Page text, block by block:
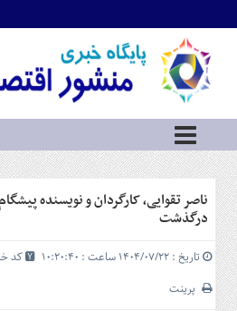
اطلاعات
تماس
ما
درباره
ما
سرویس
ها
خانه
سرمایه
و
بورس
ناصر تقوایی، کارگردان و نویسنده
درگذشت
تاریخ : ۱۴۰۴/۰۷/۲۲ ساعت : ۱۰:۲۰:۴۰
کد خبر
پرینت